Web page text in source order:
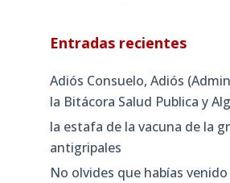
Entradas recientes
Adiós Consuelo, Adiós
la Bitácora Salud Publica y
la estafa de la vacuna de la
antigripales
No olvides que habías venido